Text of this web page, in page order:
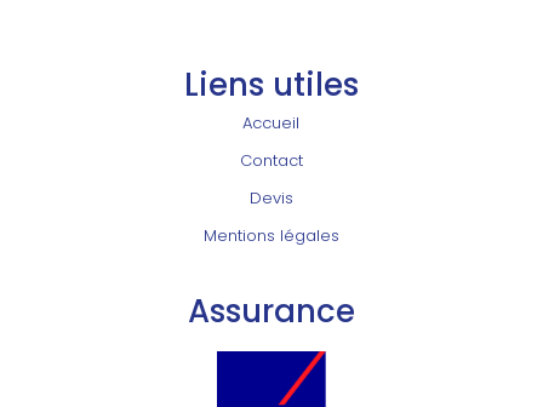
Liens utiles
Accueil
Contact
Devis
Mentions légales
Assurance